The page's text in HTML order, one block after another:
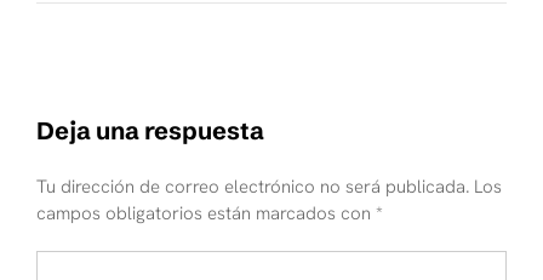
Sistemas De Bombeo
Deja una respuesta
Tu dirección de correo electrónico no será publicada. Los
campos obligatorios están marcados con *